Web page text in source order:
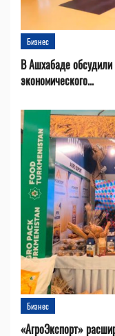
Бизнес
В Ашхабаде обсудили
экономического...
Бизнес
«АгроЭкспорт»